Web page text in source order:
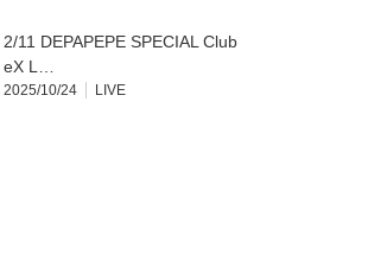
2/11 DEPAPEPE SPECIAL Club
eX L…
2025/10/24 LIVE